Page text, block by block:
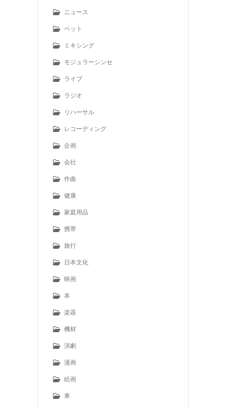
ニュース
ペット
ミキシング
モジュラーシンセ
ライブ
ラジオ
リハーサル
レコーディング
企画
会社
作曲
健康
家庭用品
携帯
旅行
日本文化
映画
本
楽器
機材
演劇
漫画
絵画
車